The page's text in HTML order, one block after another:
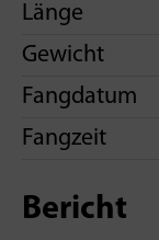
Länge
Gewicht
Fangdatum
Fangzeit
Bericht